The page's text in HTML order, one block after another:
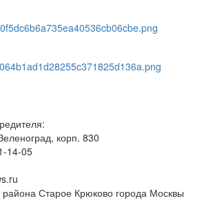
корп. 830
14-05
Старое Крюково города Москвы